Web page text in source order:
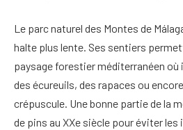
Le parc naturel des Montes de
halte plus lente. Ses sentiers
paysage forestier méditerranéen où
des écureuils, des rapaces ou
crépuscule. Une bonne partie de la
de pins au XXe siècle pour éviter les